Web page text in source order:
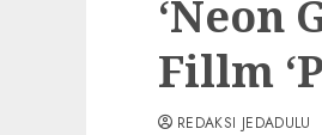
‘Neon
Fillm
REDAKSI JEDADULU